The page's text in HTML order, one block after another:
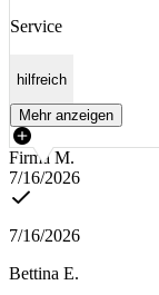
Service
hilfreich
Mehr anzeigen
Firma M.
7/16/2026
7/16/2026
Bettina E.